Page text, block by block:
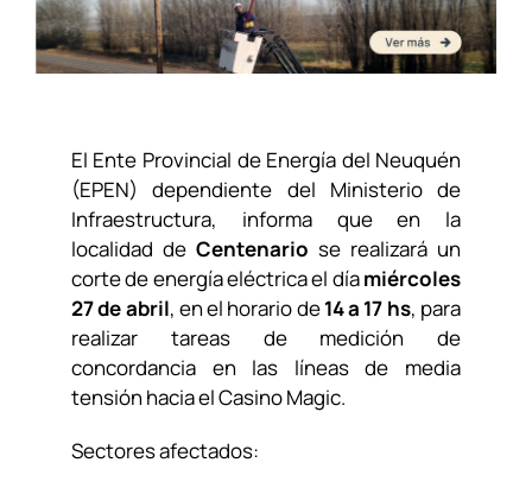
El Ente Provincial de Energía del Neuquén
(EPEN) dependiente del Ministerio de
Infraestructura, informa que en la
localidad de Centenario se realizará un
corte de energía eléctrica el díamiércoles
27 de abril, en el horario de14 a 17 hs, para
realizar tareas de medición de
concordancia en las líneas de media
tensión hacia el Casino Magic.
Sectores afectados: